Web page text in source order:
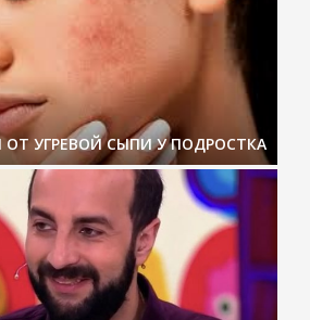
ОТ УГРЕВОЙ СЫПИ У ПОДРОСТКА